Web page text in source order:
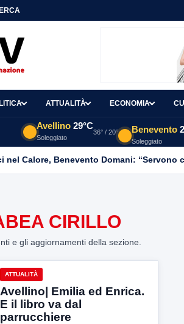
ATTUALITÀ ECONOMIA
Avellino 29°C
Soleggiato
36° / 20° Benevento
Soleggiato
nel Calore, Benevento Domani:
CIRILLO
e gli aggiornamenti della sezione.
ATTUALITÀ
Avellino| Emilia ed Enrica.
E il libro va dal
parrucchiere